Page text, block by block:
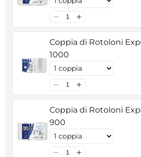
Coppia di Rotoloni
1000
Coppia di Rotoloni
900